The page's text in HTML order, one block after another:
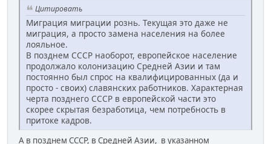
Цитировать
Миграция миграции рознь. Текущая это даже не
миграция, а просто замена населения на более
лояльное.
В позднем СССР наоборот, европейское население
продолжало колонизацию Средней Азии и там
постоянно был спрос на квалифицированных (да и
просто - своих) славянских работников. Характерная
черта позднего СССР в европейской части это
скорее скрытая безработица, чем потребность в
притоке кадров.
А в позднем СССР, в Средней Азии, в указанном